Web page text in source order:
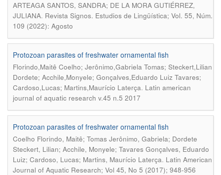
ARTEAGA SANTOS, SANDRA; DE LA MORA GUTIÉRREZ,
JULIANA. Revista Signos. Estudios de Lingüística; Vol. 55, Núm.
109 (2022): Agosto
Protozoan parasites of freshwater ornamental fish
Florindo,Maitê Coelho; Jerônimo,Gabriela Tomas; Steckert,Lilian
Dordete; Acchile,Monyele; Gonçalves,Eduardo Luiz Tavares;
Cardoso,Lucas; Martins,Maurício Laterça. Latin american
journal of aquatic research v.45 n.5 2017
Protozoan parasites of freshwater ornamental fish
Coelho Florindo, Maitê; Tomas Jerônimo, Gabriela; Dordete
Steckert, Lilian; Acchile, Monyele; Tavares Gonçalves, Eduardo
Luiz; Cardoso, Lucas; Martins, Maurício Laterça. Latin American
Journal of Aquatic Research; Vol 45, No 5 (2017); 948-956